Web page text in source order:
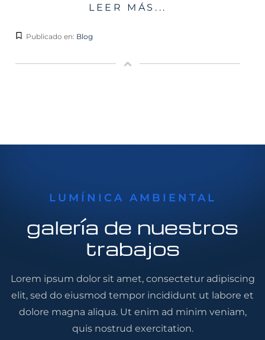
LEER MÁS...
Publicado en: Blog
LUMÍNICA AMBIENTAL
galería de nuestros
trabajos
Lorem ipsum dolor sit amet, consectetur adipiscing
elit, sed do eiusmod tempor incididunt ut labore et
dolore magna aliqua. Ut enim ad minim veniam,
quis nostrud exercitation.